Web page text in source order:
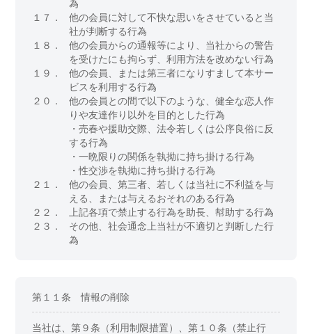
為
１７．
他の会員に対して不快な思いをさせていると当
社が判断する行為
１８．
他の会員からの通報等により、当社からの警告
を受けたにも拘らず、利用方法を改めない行為
１９．
他の会員、または第三者になりすまして本サー
ビスを利用する行為
２０．
他の会員との間で以下のような、健全な恋人作
りや友達作り以外を目的とした行為
・売春や援助交際、法令若しくは公序良俗に反
する行為
・一晩限りの関係を執拗に持ち掛ける行為
・性交渉を執拗に持ち掛ける行為
２１．
他の会員、第三者、若しくは当社に不利益を与
える、または与えるおそれのある行為
２２．
上記各項で禁止する行為を助長、幇助する行為
２３．
その他、社会通念上当社が不適切と判断した行
為
第１１条 情報の削除
当社は、第９条（利用制限措置）、第１０条（禁止行